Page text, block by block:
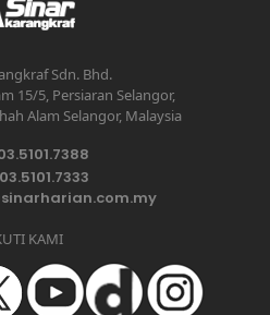
Sdn. Bhd.
15/5, Persiaran Selangor,
Alam Selangor, Malaysia
KAMI